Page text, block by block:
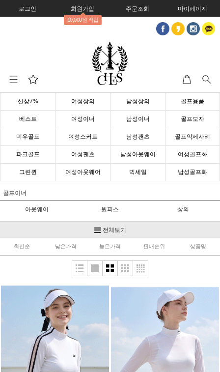
로그인 회원가입
10,000원 적립
주문조회 마이페이지
신상7% 여성상의 남성상의 골프용품
베스트 여성이너 남성이너 골프모자
미우골프 여성스커트 남성팬츠 골프악세사리
파크골프 여성팬츠 남성아웃웨어 여성골프화
그린퀸 여성아웃웨어 빅세일 남성골프화
골프이너
아웃웨어 원피스 상의
스커트
코디세트
전체보기
최신순 낮은가격 높은가격 판매순위 상품명